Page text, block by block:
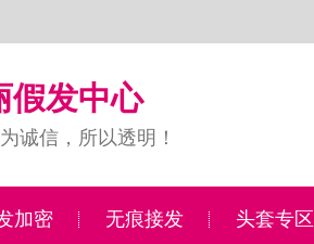
假发中心
诚信，所以透明！
加密 无痕接发 头套专区